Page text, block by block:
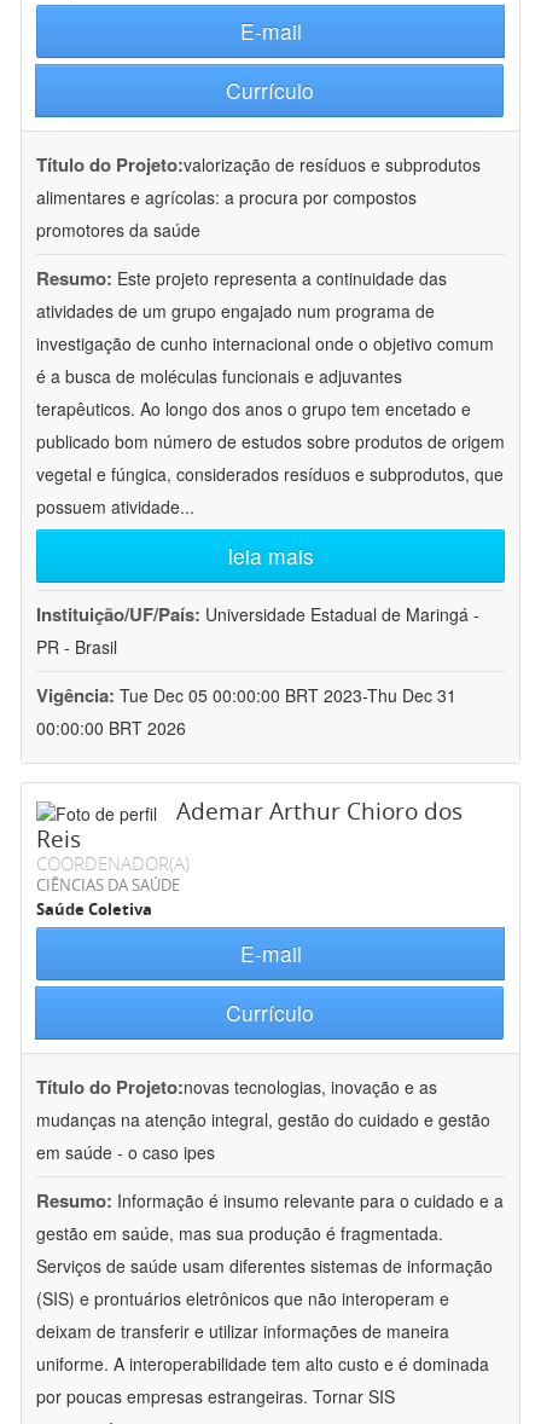
E-mail
Currículo
Título do Projeto:valorização de resíduos e subprodutos
alimentares e agrícolas: a procura por compostos
promotores da saúde
Resumo: Este projeto representa a continuidade das
atividades de um grupo engajado num programa de
investigação de cunho internacional onde o objetivo comum
é a busca de moléculas funcionais e adjuvantes
terapêuticos. Ao longo dos anos o grupo tem encetado e
publicado bom número de estudos sobre produtos de origem
vegetal e fúngica, considerados resíduos e subprodutos, que
possuem atividade...
leia mais
Instituição/UF/País: Universidade Estadual de Maringá -
PR - Brasil
Vigência: Tue Dec 05 00:00:00 BRT 2023-Thu Dec 31
00:00:00 BRT 2026
Ademar Arthur Chioro dos
Reis
COORDENADOR(A)
CIÊNCIAS DA SAÚDE
Saúde Coletiva
E-mail
Currículo
Título do Projeto:novas tecnologias, inovação e as
mudanças na atenção integral, gestão do cuidado e gestão
em saúde - o caso ipes
Resumo: Informação é insumo relevante para o cuidado e a
gestão em saúde, mas sua produção é fragmentada.
Serviços de saúde usam diferentes sistemas de informação
(SIS) e prontuários eletrônicos que não interoperam e
deixam de transferir e utilizar informações de maneira
uniforme. A interoperabilidade tem alto custo e é dominada
por poucas empresas estrangeiras. Tornar SIS